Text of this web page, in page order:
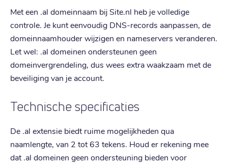
Met een .al domeinnaam bij Site.nl heb je volledige
controle. Je kunt eenvoudig DNS-records aanpassen, de
domeinnaamhouder wijzigen en nameservers veranderen.
Let wel: .al domeinen ondersteunen geen
domeinvergrendeling, dus wees extra waakzaam met de
beveiliging van je account.
Technische specificaties
De .al extensie biedt ruime mogelijkheden qua
naamlengte, van 2 tot 63 tekens. Houd er rekening mee
dat .al domeinen geen ondersteuning bieden voor